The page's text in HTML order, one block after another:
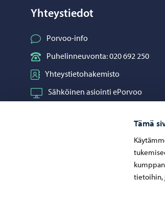
Tämä
tietoihin,
Yhteystiedot
Porvoo-info
Puhelinneuvonta: 020 692 250
Yhteystietohakemisto
Sähköinen asiointi ePorvoo